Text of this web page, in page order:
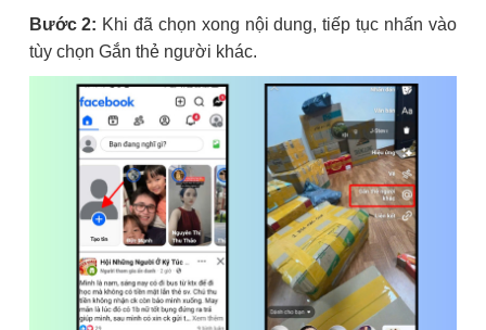
Bước 2: Khi đã chọn xong nội dung, tiếp tục nhấn vào
tùy chọn Gắn thẻ người khác.